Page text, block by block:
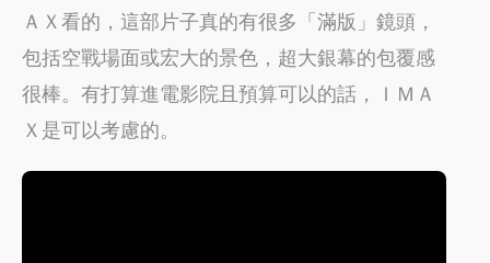
ＡＸ看的，這部片子真的有很多「滿版」鏡頭，
包括空戰場面或宏大的景色，超大銀幕的包覆感
很棒。有打算進電影院且預算可以的話，ＩＭＡ
Ｘ是可以考慮的。